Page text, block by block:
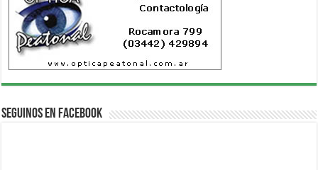
Seguinos en Facebook